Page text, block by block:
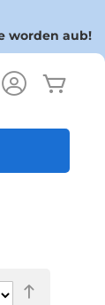
worden aub!